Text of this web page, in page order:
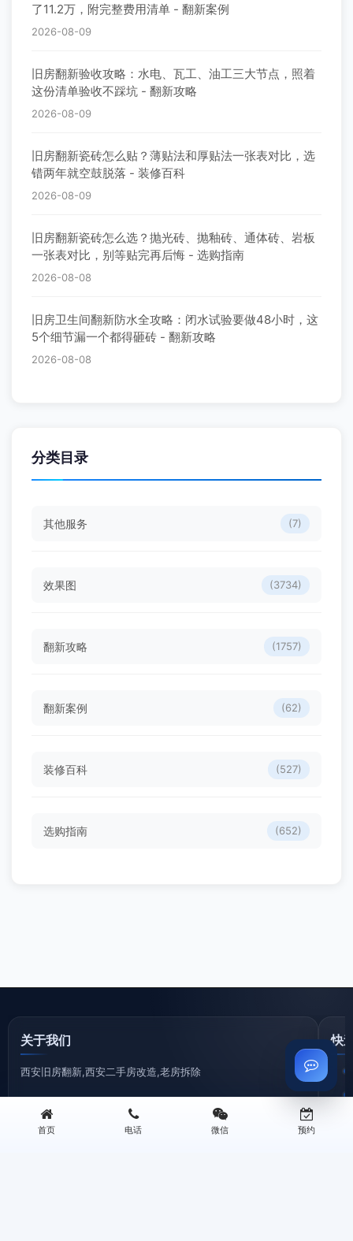
了11.2万，附完整费用清单 - 翻新案例
2026-08-09
旧房翻新验收攻略：水电、瓦工、油工三大节点，照着
这份清单验收不踩坑 - 翻新攻略
2026-08-09
旧房翻新瓷砖怎么贴？薄贴法和厚贴法一张表对比，选
错两年就空鼓脱落 - 装修百科
2026-08-09
旧房翻新瓷砖怎么选？抛光砖、抛釉砖、通体砖、岩板
一张表对比，别等贴完再后悔 - 选购指南
2026-08-08
旧房卫生间翻新防水全攻略：闭水试验要做48小时，这
5个细节漏一个都得砸砖 - 翻新攻略
2026-08-08
分类目录
其他服务 (7)
效果图 (3734)
翻新攻略 (1757)
翻新案例 (62)
装修百科 (527)
选购指南 (652)
关于我们
西安旧房翻新,西安二手房改造,老房拆除
余年深耕西安老房、二手房、老小区翻新改造，团队有资深装
修设计师、拥有 20 + 年施工经验的老师傅、熟悉西安各区域老
快
首页 电话 微信 预约